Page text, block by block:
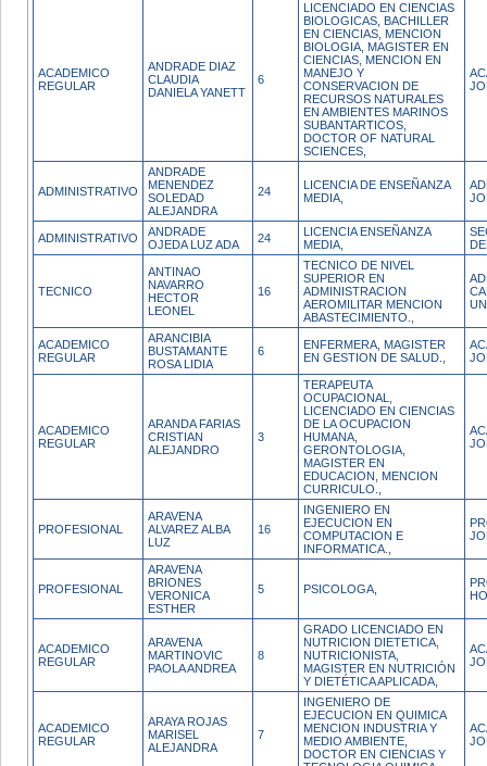
ACADEMICO
REGULAR
ANDRADE DIAZ
CLAUDIA
DANIELA YANETT
6
LICENCIADO EN CIENCIAS
BIOLOGICAS, BACHILLER
EN CIENCIAS, MENCION
BIOLOGIA, MAGISTER EN
CIENCIAS, MENCION EN
MANEJO Y
CONSERVACION DE
RECURSOS NATURALES
EN AMBIENTES MARINOS
SUBANTARTICOS,
DOCTOR OF NATURAL
SCIENCES,
ADMINISTRATIVO
ANDRADE
MENENDEZ
SOLEDAD
ALEJANDRA
24
LICENCIA DE ENSEÑANZA
MEDIA,
ADMINISTRATIVO
ANDRADE
OJEDA LUZ ADA
24
LICENCIA ENSEÑANZA
MEDIA,
TECNICO
ANTINAO
NAVARRO
HECTOR
LEONEL
16
TECNICO DE NIVEL
SUPERIOR EN
ADMINISTRACION
AEROMILITAR MENCION
ABASTECIMIENTO.,
ACADEMICO
REGULAR
ARANCIBIA
BUSTAMANTE
ROSA LIDIA
6
ENFERMERA, MAGISTER
EN GESTION DE SALUD.,
ACADEMICO
REGULAR
ARANDA FARIAS
CRISTIAN
ALEJANDRO
3
TERAPEUTA
OCUPACIONAL,
LICENCIADO EN CIENCIAS
DE LA OCUPACION
HUMANA,
GERONTOLOGIA,
MAGISTER EN
EDUCACION, MENCION
CURRICULO.,
PROFESIONAL
ARAVENA
ALVAREZ ALBA
LUZ
16
INGENIERO EN
EJECUCION EN
COMPUTACION E
INFORMATICA.,
PROFESIONAL
ARAVENA
BRIONES
VERONICA
ESTHER
5 PSICOLOGA,
ACADEMICO
REGULAR
ARAVENA
MARTINOVIC
PAOLA ANDREA
8
GRADO LICENCIADO EN
NUTRICION DIETETICA,
NUTRICIONISTA,
MAGISTER EN NUTRICIÓN
Y DIETÉTICA APLICADA,
ACADEMICO
REGULAR
ARAYA ROJAS
MARISEL
ALEJANDRA
7
INGENIERO DE
EJECUCION EN QUIMICA
MENCION INDUSTRIA Y
MEDIO AMBIENTE,
DOCTOR EN CIENCIAS Y